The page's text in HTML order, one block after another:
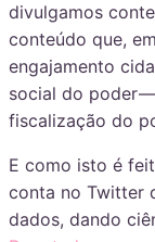
divulgamos
conteúdo que,
engajamento
social do poder
fiscalização do
E como isto é
conta no Twitter
dados, dando